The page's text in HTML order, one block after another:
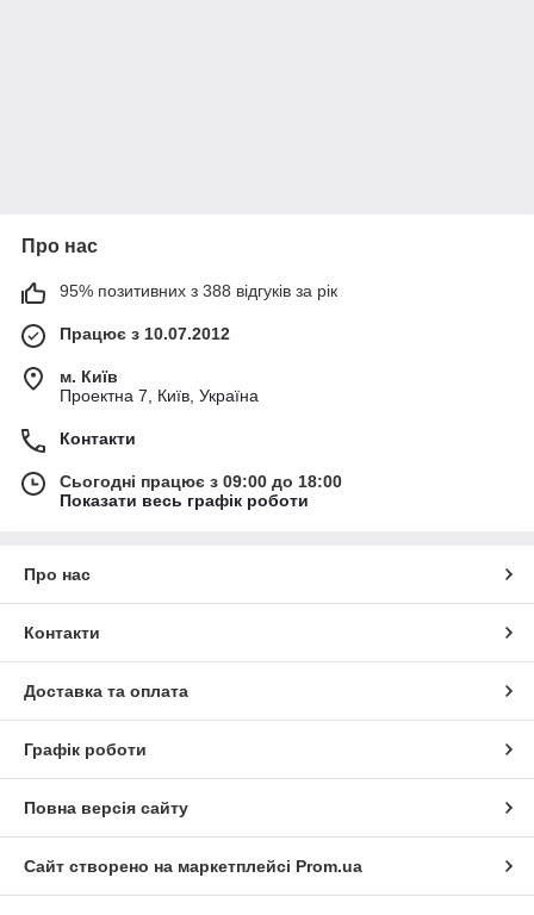
Про нас
95% позитивних з 388 відгуків за рік
Працює з 10.07.2012
м. Київ
Проектна 7, Київ, Україна
Контакти
Сьогодні працює з 09:00 до 18:00
Показати весь графік роботи
Про нас
Контакти
Доставка та оплата
Графік роботи
Повна версія сайту
Сайт створено на маркетплейсі Prom.ua